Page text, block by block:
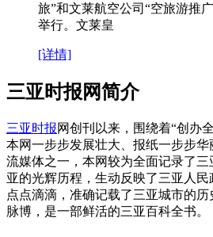
旅”和文莱航空公司“空旅游推
举行。文莱皇
[详情]
三亚时报网简介
三亚时报网创刊以来，围绕着“创办
本网一步步发展壮大、报纸一步步
流媒体之一，本网较为全面记录了
亚的光辉历程，生动反映了三亚人
点点滴滴，准确记载了三亚城市的
脉博，是一部鲜活的三亚百科全书。